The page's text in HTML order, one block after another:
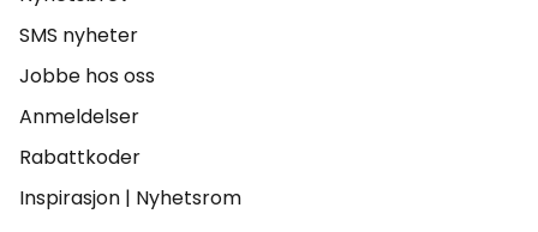
SMS nyheter
Jobbe hos oss
Anmeldelser
Rabattkoder
Inspirasjon | Nyhetsrom